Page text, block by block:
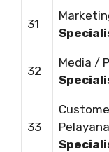
31
32
Media /
33